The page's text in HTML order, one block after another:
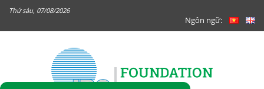
Thứ sáu, 07/08/2026
Ngôn ngữ: